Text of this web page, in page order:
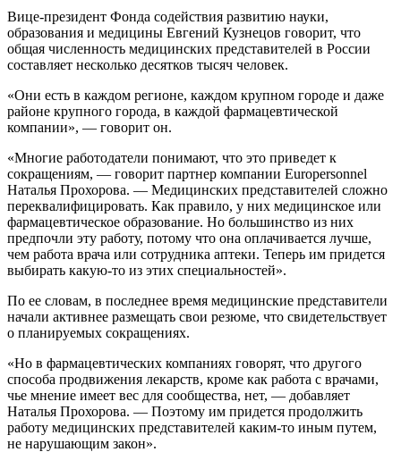
Вице-президент Фонда содействия развитию науки,
образования и медицины Евгений Кузнецов говорит, что
общая численность медицинских представителей в России
составляет несколько десятков тысяч человек.
«Они есть в каждом регионе, каждом крупном городе и даже
районе крупного города, в каждой фармацевтической
компании», — говорит он.
«Многие работодатели понимают, что это приведет к
сокращениям, — говорит партнер компании Europersonnel
Наталья Прохорова. — Медицинских представителей сложно
переквалифицировать. Как правило, у них медицинское или
фармацевтическое образование. Но большинство из них
предпочли эту работу, потому что она оплачивается лучше,
чем работа врача или сотрудника аптеки. Теперь им придется
выбирать какую-то из этих специальностей».
По ее словам, в последнее время медицинские представители
начали активнее размещать свои резюме, что свидетельствует
о планируемых сокращениях.
«Но в фармацевтических компаниях говорят, что другого
способа продвижения лекарств, кроме как работа с врачами,
чье мнение имеет вес для сообщества, нет, — добавляет
Наталья Прохорова. — Поэтому им придется продолжить
работу медицинских представителей каким-то иным путем,
не нарушающим закон».